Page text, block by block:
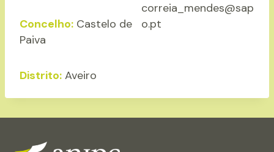
Concelho: Castelo de
Paiva
Distrito: Aveiro
correia_mendes@sap
o.pt